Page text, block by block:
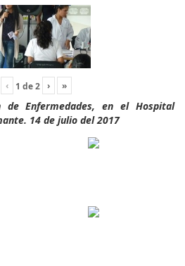
‹ 1 de2 › »
de Enfermedades, en el Hospital
14 de julio del 2017